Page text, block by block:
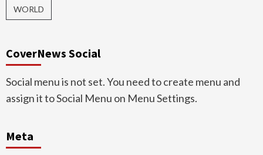
WORLD
CoverNews Social
Social menu is not set. You need to create menu and
assign it to Social Menu on Menu Settings.
Meta